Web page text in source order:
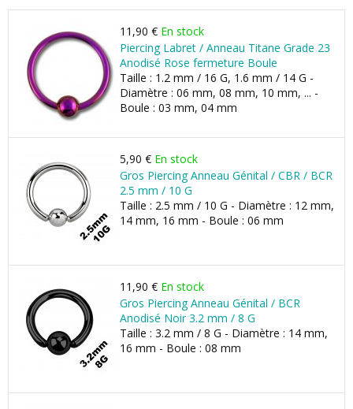
11,90 € En stock
Piercing Labret / Anneau Titane Grade 23
Anodisé Rose fermeture Boule
Taille : 1.2 mm / 16 G, 1.6 mm / 14 G -
Diamètre : 06 mm, 08 mm, 10 mm, ... -
Boule : 03 mm, 04 mm
5,90 € En stock
Gros Piercing Anneau Génital / CBR / BCR
2.5 mm / 10 G
Taille : 2.5 mm / 10 G - Diamètre : 12 mm,
14 mm, 16 mm - Boule : 06 mm
11,90 € En stock
Gros Piercing Anneau Génital / BCR
Anodisé Noir 3.2 mm / 8 G
Taille : 3.2 mm / 8 G - Diamètre : 14 mm,
16 mm - Boule : 08 mm